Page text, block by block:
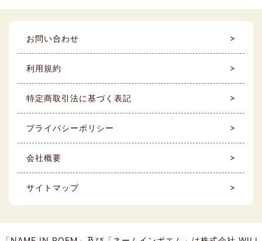
お問い合わせ
利用規約
特定商取引法に基づく表記
プライバシーポリシー
会社概要
サイトマップ